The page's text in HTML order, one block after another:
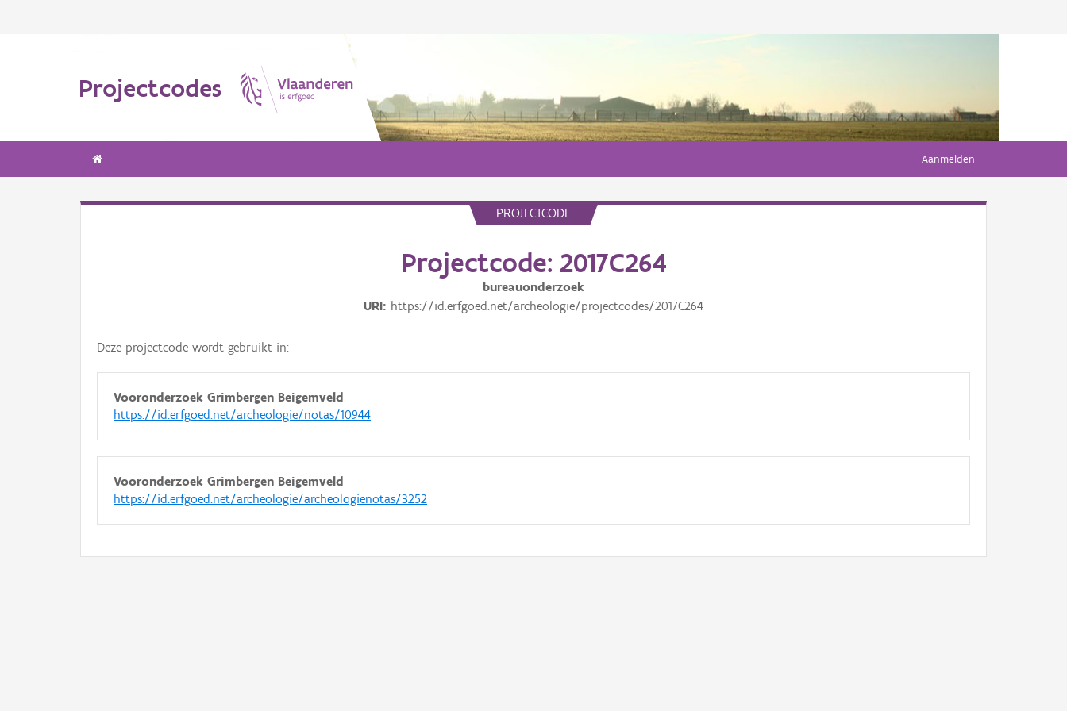
Projectcodes
Aanmelden
PROJECTCODE
Projectcode: 2017C264
bureauonderzoek
URI https://id.erfgoed.net/archeologie/projectcodes/2017C264
Deze projectcode wordt gebruikt in:
Vooronderzoek Grimbergen Beigemveld
https://id.erfgoed.net/archeologie/notas/10944
Vooronderzoek Grimbergen Beigemveld
https://id.erfgoed.net/archeologie/archeologienotas/3252